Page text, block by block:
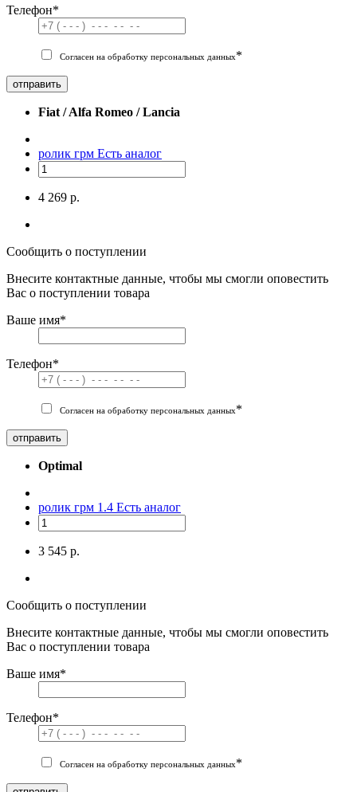
Телефон*
Согласен на обработку персональных данных*
отправить
Fiat / Alfa Romeo / Lancia
ролик грм Есть аналог
4 269 р.
Сообщить о поступлении
Внесите контактные данные, чтобы мы смогли оповестить
Вас о поступлении товара
Ваше имя*
Телефон*
Согласен на обработку персональных данных*
отправить
Optimal
ролик грм 1.4 Есть аналог
3 545 р.
Сообщить о поступлении
Внесите контактные данные, чтобы мы смогли оповестить
Вас о поступлении товара
Ваше имя*
Телефон*
Согласен на обработку персональных данных*